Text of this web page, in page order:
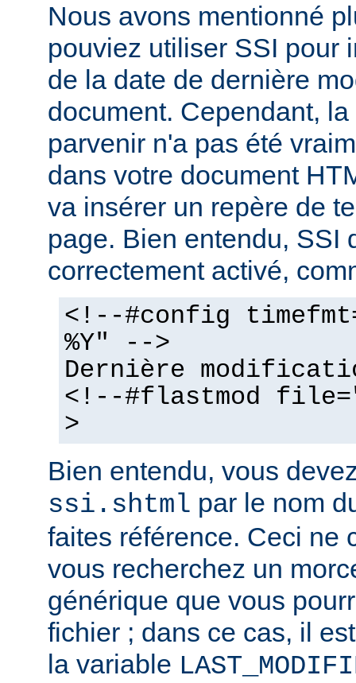
Nous avons mentionné
pouviez utiliser SSI pour
de la date de dernière
document. Cependant,
parvenir n'a pas été
dans votre document
va insérer un repère de
page. Bien entendu, SSI
correctement activé,
<!--#config
%Y" -->
Dernière
<!--#flastmod
>
Bien entendu, vous
ssi.shtml par le nom
faites référence. Ceci ne
vous recherchez un
générique que vous
fichier ; dans ce cas, il
la variable